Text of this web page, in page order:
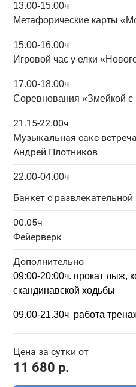
13.00-15.00ч
Метафорические карты
15.00-16.00ч
Игровой час у елки
17.00-18.00ч
Соревнования «Змейкой с
21.15-22.00ч
Музыкальная сакс-
Андрей Плотников
22.00-04.00ч
Банкет с
00.05ч
Фейерверк
Дополнительно
09:00-20:00ч. прокат лыж,
скандинавской ходьбы
09.00-21.30ч работа
Цена за сутки от
11 680 р.